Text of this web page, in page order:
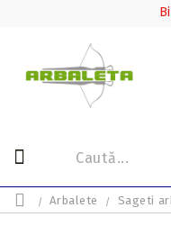
Arbalete Sageti